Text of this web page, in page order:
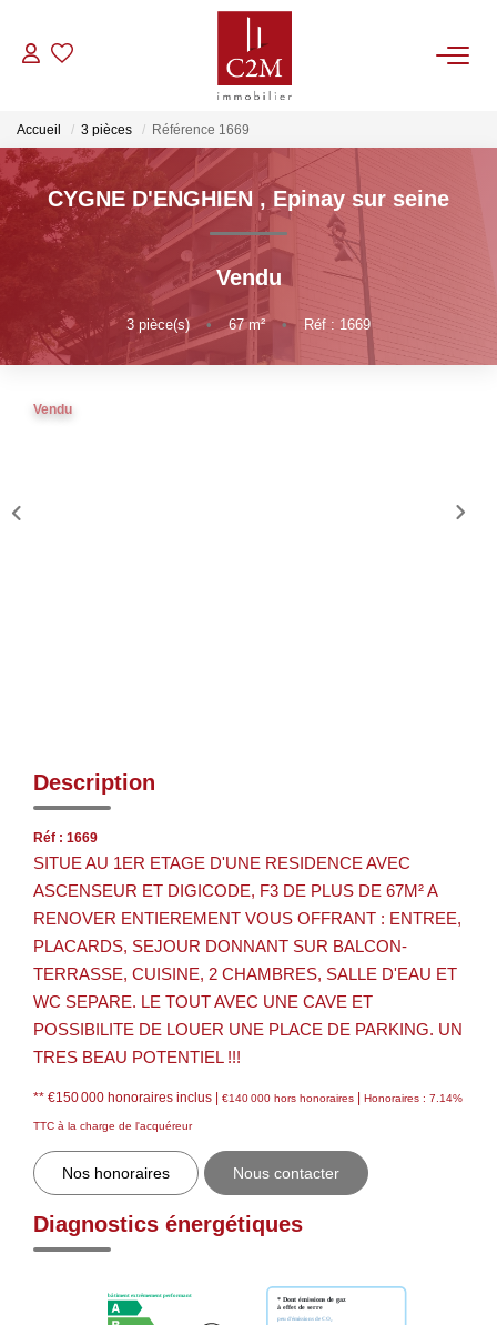
CONTACT
ESTIMATION
NOTRE AGENCE
Accueil 3 pièces Référence 1669
CYGNE D'ENGHIEN , Epinay sur seine
Vendu
3 pièce(s) • 67m² • Réf : 1669
Vendu
Description
Réf : 1669
SITUE AU 1ER ETAGE D'UNE RESIDENCE AVEC
ASCENSEUR ET DIGICODE, F3 DE PLUS DE 67M² A
RENOVER ENTIEREMENT VOUS OFFRANT : ENTREE,
PLACARDS, SEJOUR DONNANT SUR BALCON-
TERRASSE, CUISINE, 2 CHAMBRES, SALLE D'EAU ET
WC SEPARE. LE TOUT AVEC UNE CAVE ET
POSSIBILITE DE LOUER UNE PLACE DE PARKING. UN
TRES BEAU POTENTIEL !!!
** €150 000 honoraires inclus | €140 000 hors honoraires | Honoraires : 7.14%
TTC à la charge de l'acquéreur
Nos honoraires Nous contacter
Diagnostics énergétiques